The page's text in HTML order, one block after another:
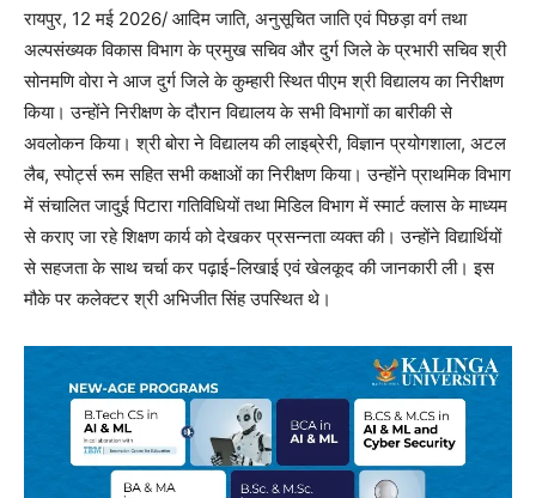
रायपुर, 12 मई 2026/ आदिम जाति, अनुसूचित जाति एवं पिछड़ा वर्ग तथा
अल्पसंख्यक विकास विभाग के प्रमुख सचिव और दुर्ग जिले के प्रभारी सचिव श्री
सोनमणि वोरा ने आज दुर्ग जिले के कुम्हारी स्थित पीएम श्री विद्यालय का निरीक्षण
किया। उन्होंने निरीक्षण के दौरान विद्यालय के सभी विभागों का बारीकी से
अवलोकन किया। श्री बोरा ने विद्यालय की लाइब्रेरी, विज्ञान प्रयोगशाला, अटल
लैब, स्पोर्ट्स रूम सहित सभी कक्षाओं का निरीक्षण किया। उन्होंने प्राथमिक विभाग
में संचालित जादुई पिटारा गतिविधियों तथा मिडिल विभाग में स्मार्ट क्लास के माध्यम
से कराए जा रहे शिक्षण कार्य को देखकर प्रसन्नता व्यक्त की। उन्होंने विद्यार्थियों
से सहजता के साथ चर्चा कर पढ़ाई-लिखाई एवं खेलकूद की जानकारी ली। इस
मौके पर कलेक्टर श्री अभिजीत सिंह उपस्थित थे।